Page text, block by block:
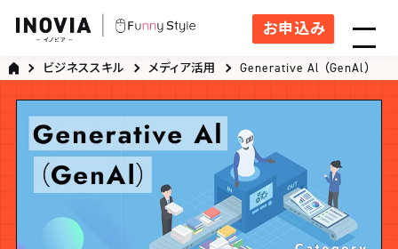
お申込み
ビジネススキル メディア活用 Generative Al （GenAl）